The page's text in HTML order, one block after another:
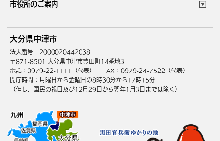
サイトマップ
市役所のご案内
庁舎地図 組織案内
中津市へのアクセス
大分県中津市
法人番号 2000020442038
〒871-8501 大分県中津市豊田町14番地3
電話：0979-22-1111（代表）
FAX：0979-24-7522（代表）
開庁時間：月曜日から金曜日の8時30分から17時15分
（但し、国民の祝日及び12月29日から翌年1月3日までは除く）